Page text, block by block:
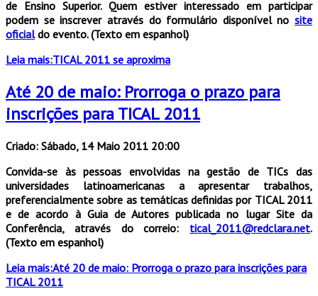
de Ensino Superior. Quem estiver interessado em participar
podem se inscrever através do formulário disponível no site
oficialdo evento. (Texto em espanhol)
Leia mais:TICAL 2011 se aproxima
Até 20 de maio: Prorroga o prazo para
inscrições para TICAL 2011
Criado: Sábado, 14 Maio 2011 20:00
Convida-se às pessoas envolvidas na gestão de TICs das
universidades latinoamericanas a apresentar trabalhos,
preferencialmente sobre as temáticas definidas por TICAL 2011
e de acordo à Guia de Autores publicada no lugar Site da
Conferência, através do correio: tical_2011@redclara.net.
(Texto em espanhol)
Leia mais:Até 20 de maio: Prorroga o prazo para inscrições para
TICAL 2011